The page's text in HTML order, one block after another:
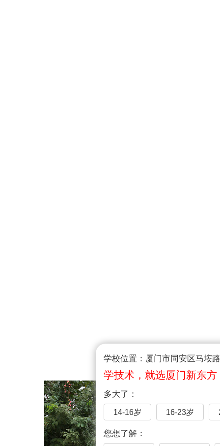
学校位置：厦门市同安区马垵
学技术，就选厦门新东方
多大了：
14-16岁 16-23岁
您想了解：